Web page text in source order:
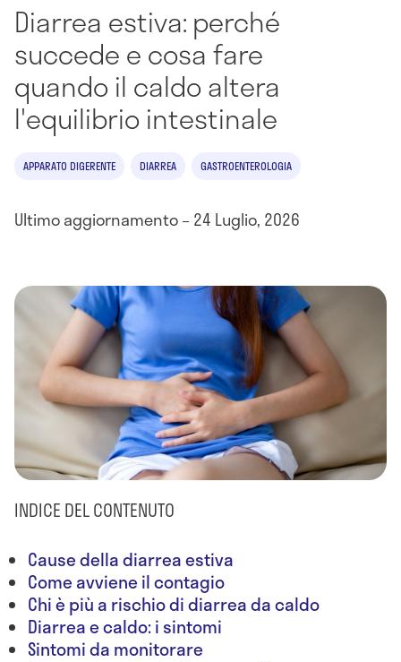
Diarrea estiva: perché
succede e cosa fare
quando il caldo altera
l'equilibrio intestinale
APPARATO DIGERENTE DIARREA GASTROENTEROLOGIA
Ultimo aggiornamento – 24 Luglio, 2026
INDICE DEL CONTENUTO
Cause della diarrea estiva
Come avviene il contagio
Chi è più a rischio di diarrea da caldo
Diarrea e caldo: i sintomi
Sintomi da monitorare